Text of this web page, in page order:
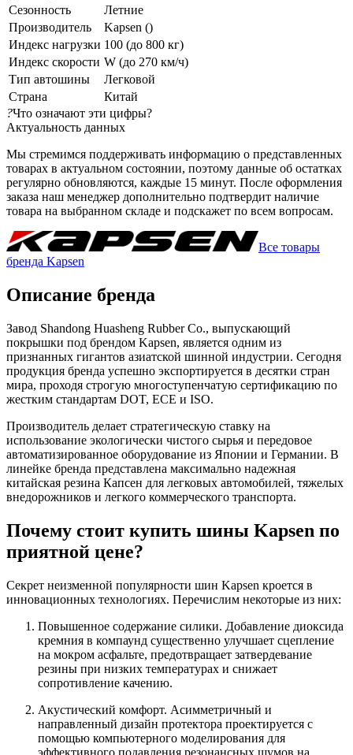
Сезонность
Летние
Производитель
Kapsen ()
Индекс нагрузки 100 (до 800 кг)
Индекс скорости W (до 270 км/ч)
Тип автошины
Легковой
Страна
Китай
?Что означают эти цифры?
Актуальность данных
Мы стремимся поддерживать информацию о представленных
товарах в актуальном состоянии, поэтому данные об остатках
регулярно обновляются, каждые 15 минут. После оформления
заказа наш менеджер дополнительно подтвердит наличие
товара на выбранном складе и подскажет по всем вопросам.
Все товары
бренда Kapsen
Описание бренда
Завод Shandong Huasheng Rubber Co., выпускающий
покрышки под брендом Kapsen, является одним из
признанных гигантов азиатской шинной индустрии. Сегодня
продукция бренда успешно экспортируется в десятки стран
мира, проходя строгую многоступенчатую сертификацию по
жестким стандартам DOT, ECE и ISO.
Производитель делает стратегическую ставку на
использование экологически чистого сырья и передовое
автоматизированное оборудование из Японии и Германии. В
линейке бренда представлена максимально надежная
китайская резина Капсен для легковых автомобилей, тяжелых
внедорожников и легкого коммерческого транспорта.
Почему стоит купить шины Kapsen по
приятной цене?
Секрет неизменной популярности шин Kapsen кроется в
инновационных технологиях. Перечислим некоторые из них:
Повышенное содержание силики. Добавление диоксида
кремния в компаунд существенно улучшает сцепление
на мокром асфальте, предотвращает затвердевание
резины при низких температурах и снижает
сопротивление качению.
Акустический комфорт. Асимметричный и
направленный дизайн протектора проектируется с
помощью компьютерного моделирования для
эффективного подавления резонансных шумов на